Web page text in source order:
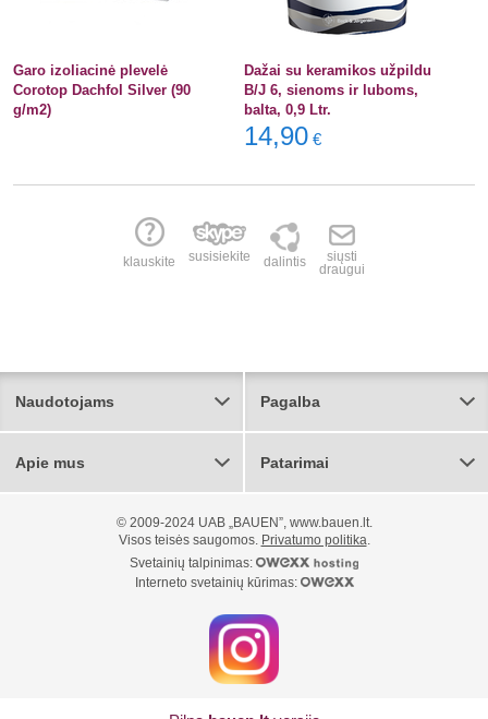
Garo izoliacinė plevelė
Corotop Dachfol Silver (90
g/m2)
Dažai su keramikos užpildu
B/J 6, sienoms ir luboms,
balta, 0,9 Ltr.
14,90 €
klauskite susisiekite dalintis
siųsti
draugui
Naudotojams Pagalba
Apie mus Patarimai
© 2009-2024 UAB „BAUEN”, www.bauen.lt.
Visos teisės saugomos. Privatumo politika.
Svetainių talpinimas:
Interneto svetainių kūrimas: